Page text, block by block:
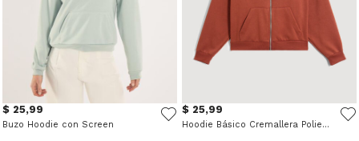
$ 25,99
Buzo Hoodie con Screen
$ 25,99
Hoodie Básico Cremallera Poliester